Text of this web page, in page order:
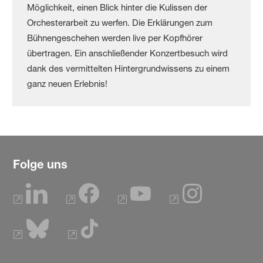
Möglichkeit, einen Blick hinter die Kulissen der
Orchesterarbeit zu werfen. Die Erklärungen zum
Bühnengeschehen werden live per Kopfhörer
übertragen. Ein anschließender Konzertbesuch wird
dank des vermittelten Hintergrundwissens zu einem
ganz neuen Erlebnis!
Folge uns